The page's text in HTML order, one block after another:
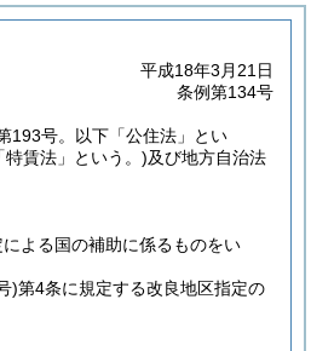
平成18年3月21日
条例第134号
193号。以下「公住法」とい
賃法」という。)及び地方自治法
よる国の補助に係るものをい
)第4条に規定する改良地区指定の